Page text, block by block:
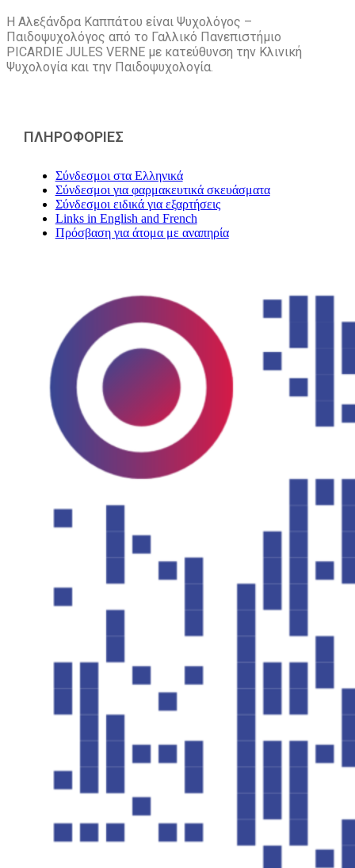
Η Αλεξάνδρα Καππάτου είναι Ψυχολόγος –
Παιδοψυχολόγος από το Γαλλικό Πανεπιστήμιο
PICARDIE JULES VERNE με κατεύθυνση την Kλινική
Ψυχολογία και την Παιδοψυχολογία.
ΠΛΗΡΟΦΟΡΙΕΣ
Σύνδεσμοι στα Ελληνικά
Σύνδεσμοι για φαρμακευτικά σκευάσματα
Σύνδεσμοι ειδικά για εξαρτήσεις
Links in English and French
Πρόσβαση για άτομα με αναπηρία